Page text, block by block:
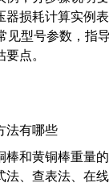
器损耗计算实例
见型号参数，指
点。
法有哪些
棒和黄铜棒重量
、查表法、在线